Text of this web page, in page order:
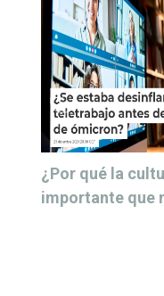
¿Por qué el
Neymar?